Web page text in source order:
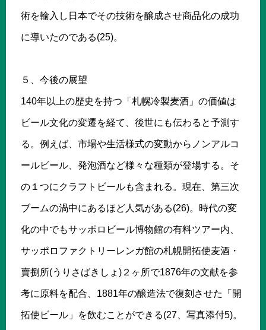
術を輸入し日本でその技術を醸成させ商品化の成功
に導いたのである(25)。
５、今後の展望
140年以上の歴史を持つ「札幌冷製麦酒」の価値は
ビール文化の変遷を経て、後世にも伝わると予測す
る。例えば、市場や生活様式の変動からノンアルコ
ールビール、発泡酒など様々な種類が登場する。そ
の１つにクラフトビールも含まれる。現在、第三次
ブームの渦中にあるほど人気がある(26)。時代の変
化の中でもサッポロビール博物館の有料ツアー内、
サッポロファクトリーレンガ館の札幌開拓使麦酒・
賣捌所(うりさばきしょ)２ヶ所で1876年の文献を参
考に原料を配合、1881年の醸造法で復刻させた「開
拓使ビール」を飲むことができる(27、写真添付5)。